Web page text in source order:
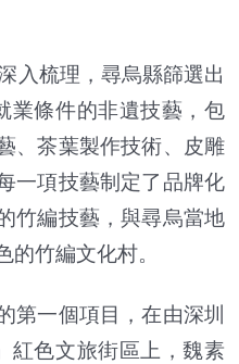
入梳理，尋烏縣篩選出
業條件的非遺技藝，包
、茶葉製作技術、皮雕
一項技藝制定了品牌化
竹編技藝，與尋烏當地
竹編文化村。
第一個項目，在由深圳
紅色文旅街區上，魏素